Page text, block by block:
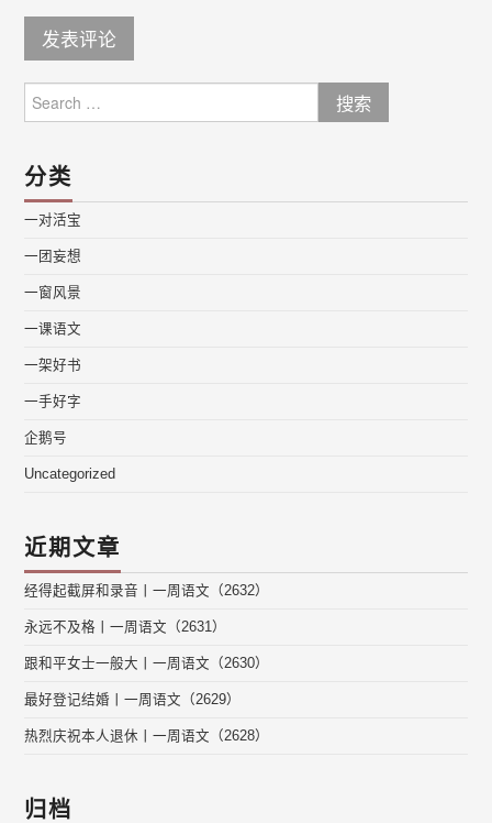
for:
分类
一对活宝
一团妄想
一窗风景
一课语文
一架好书
一手好字
企鹅号
Uncategorized
近期文章
经得起截屏和录音丨一周语文（2632）
永远不及格丨一周语文（2631）
跟和平女士一般大丨一周语文（2630）
最好登记结婚丨一周语文（2629）
热烈庆祝本人退休丨一周语文（2628）
归档